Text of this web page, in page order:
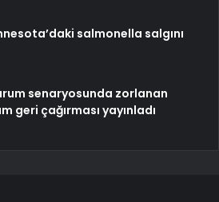
salmonella salgını
senaryosunda zorlanan
geri çağırması yayınladı